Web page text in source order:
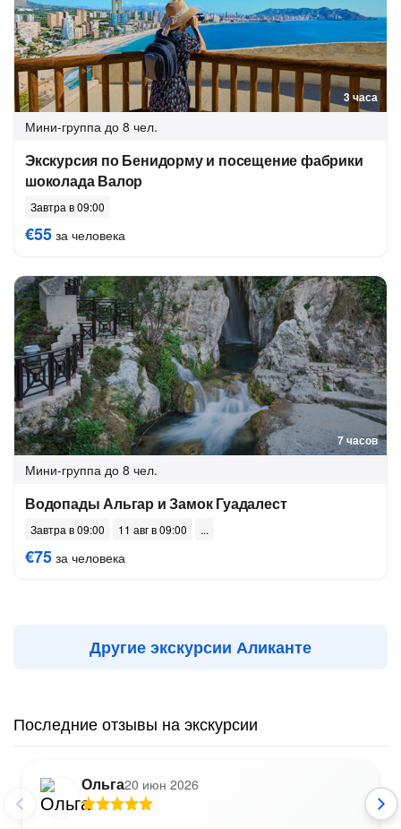
3 часа
Мини-группа до 8 чел.
Экскурсия по Бенидорму и посещение фабрики
шоколада Валор
Завтра в 09:00
€55 за человека
7 часов
Мини-группа до 8 чел.
Водопады Альгар и Замок Гуадалест
Завтра в 09:00 11 авг в 09:00
€75 за человека
Другие экскурсии Аликанте
Последние отзывы на экскурсии
Ольга20 июн 2026